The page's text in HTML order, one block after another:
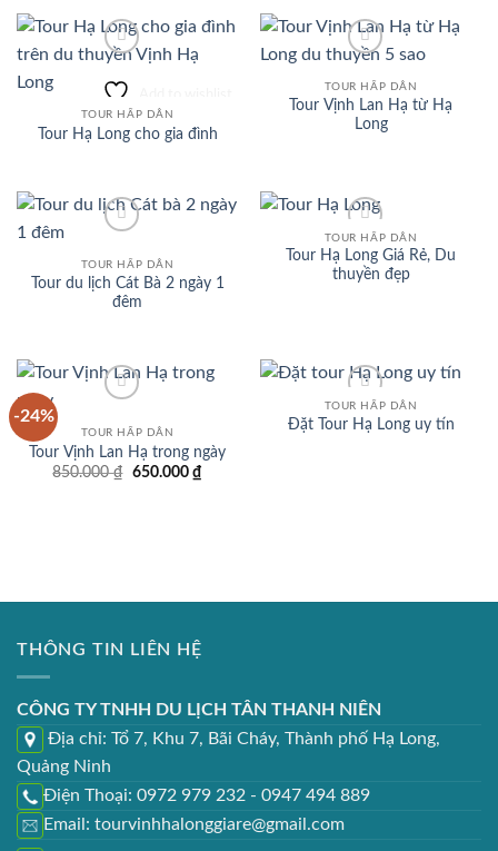
990.000 ₫.
TOUR HẤP DẪN
Tour Hạ Long cho gia đình
TOUR HẤP DẪN
Tour Vịnh Lan Hạ từ Hạ
Long
Add to wishlist
TOUR HẤP DẪN
Tour du lịch Cát Bà 2 ngày 1
đêm
Add to wishlist
TOUR HẤP DẪN
Tour Hạ Long Giá Rẻ, Du
thuyền đẹp
-24%
TOUR HẤP DẪN
Tour Vịnh Lan Hạ trong ngày
850.000₫
Giá
650.000 ₫Giá
TOUR HẤP DẪN
Đặt Tour Hạ Long uy tín
THÔNG TIN LIÊN HỆ
CÔNG TY TNHH DU LỊCH TÂN THANH NIÊN
Địa chỉ: Tổ 7, Khu 7, Bãi Cháy, Thành phố Hạ Long,
Quảng Ninh
Điện Thoại: 0972 979 232 - 0947 494 889
Email: tourvinhhalonggiare@gmail.com